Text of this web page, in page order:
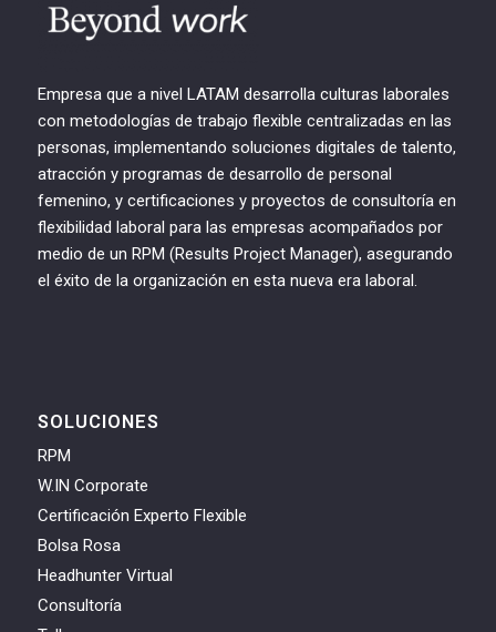
Empresa que a nivel LATAM desarrolla culturas laborales
con metodologías de trabajo flexible centralizadas en las
personas, implementando soluciones digitales de talento,
atracción y programas de desarrollo de personal
femenino, y certificaciones y proyectos de consultoría en
flexibilidad laboral para las empresas acompañados por
medio de un RPM (Results Project Manager), asegurando
el éxito de la organización en esta nueva era laboral.
SOLUCIONES
RPM
W.IN Corporate
Certificación Experto Flexible
Bolsa Rosa
Headhunter Virtual
Consultoría